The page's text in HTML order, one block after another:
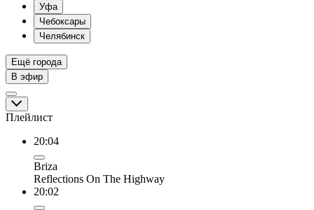
Уфа
Чебоксары
Челябинск
Ещё города
В эфир
Плейлист
20:04
Briza
Reflections On The Highway
20:02